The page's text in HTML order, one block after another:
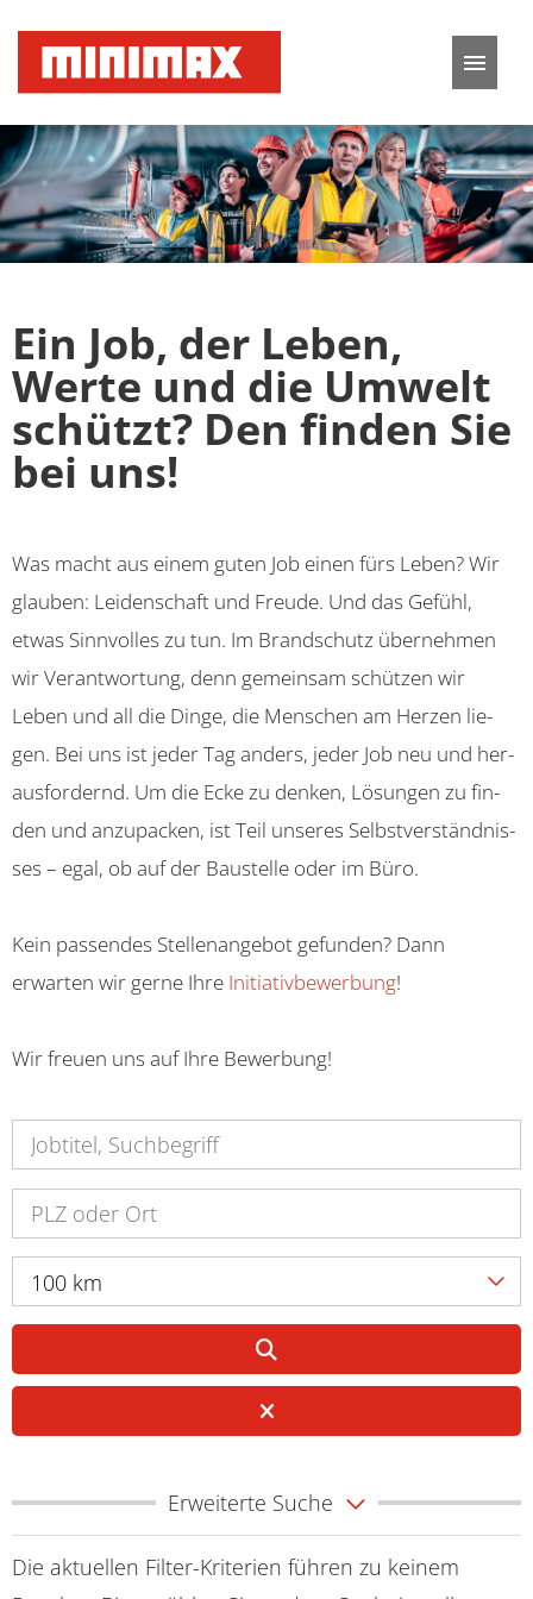
Deutsch Englisch
Stellenangebote
Karriere
FAQ
Ein Job, der Leben,
Werte und die Umwelt
schützt? Den fin­den Sie
bei uns!
Was macht aus einem guten Job einen fürs Leben? Wir
glau­ben: Lei­den­schaft und Freu­de. Und das Ge­fühl,
etwas Sinn­vol­les zu tun. Im Brand­schutz über­neh­men
wir Ver­ant­wor­tung, denn ge­mein­sam schüt­zen wir
Leben und all die Dinge, die Men­schen am Her­zen lie­
gen. Bei uns ist jeder Tag an­ders, jeder Job neu und her­
aus­for­dernd. Um die Ecke zu den­ken, Lö­sun­gen zu fin­
den und an­zu­pa­cken, ist Teil un­se­res Selbst­ver­ständ­nis­
ses – egal, ob auf der Bau­stel­le oder im Büro.
Kein passendes Stellenangebot gefunden? Dann
erwarten wir gerne Ihre Initiativbewerbung!
Wir freu­en uns auf Ihre Be­wer­bung!
100 km
Erweiterte Suche
Die aktuellen Filter-Kriterien führen zu keinem